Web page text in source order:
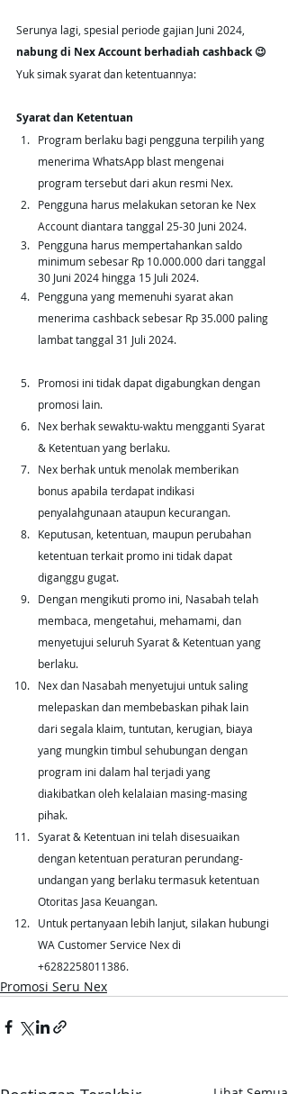
Serunya lagi, spesial periode gajian Juni 2024,
nabung di Nex Account berhadiah cashback 😉
Yuk simak syarat dan ketentuannya:
Syarat dan Ketentuan
Program berlaku bagi pengguna terpilih yang
menerima WhatsApp blast mengenai
program tersebut dari akun resmi Nex.
Pengguna harus melakukan setoran ke Nex
Account diantara tanggal 25-30 Juni 2024.
Pengguna harus mempertahankan saldo
minimum sebesar Rp 10.000.000 dari tanggal
30 Juni 2024 hingga 15 Juli 2024.
Pengguna yang memenuhi syarat akan
menerima cashback sebesar Rp 35.000 paling
lambat tanggal 31 Juli 2024.
Promosi ini tidak dapat digabungkan dengan
promosi lain.
Nex berhak sewaktu-waktu mengganti Syarat
& Ketentuan yang berlaku.
Nex berhak untuk menolak memberikan
bonus apabila terdapat indikasi
penyalahgunaan ataupun kecurangan.
Keputusan, ketentuan, maupun perubahan
ketentuan terkait promo ini tidak dapat
diganggu gugat.
Dengan mengikuti promo ini, Nasabah telah
membaca, mengetahui, mehamami, dan
menyetujui seluruh Syarat & Ketentuan yang
berlaku.
Nex dan Nasabah menyetujui untuk saling
melepaskan dan membebaskan pihak lain
dari segala klaim, tuntutan, kerugian, biaya
yang mungkin timbul sehubungan dengan
program ini dalam hal terjadi yang
diakibatkan oleh kelalaian masing-masing
pihak.
Syarat & Ketentuan ini telah disesuaikan
dengan ketentuan peraturan perundang-
undangan yang berlaku termasuk ketentuan
Otoritas Jasa Keuangan.
Untuk pertanyaan lebih lanjut, silakan hubungi
WA Customer Service Nex di
+6282258011386.
Promosi Seru Nex